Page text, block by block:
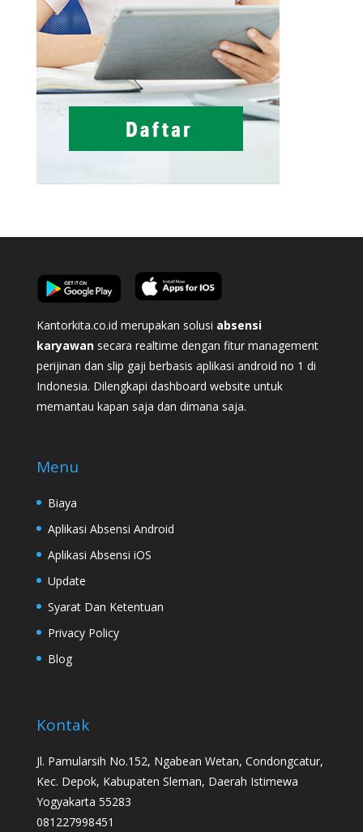
Kantorkita.co.id merupakan solusi absensi
karyawan secara realtime dengan fitur management
perijinan dan slip gaji berbasis aplikasi android no 1 di
Indonesia. Dilengkapi dashboard website untuk
memantau kapan saja dan dimana saja.
Menu
Biaya
Aplikasi Absensi Android
Aplikasi Absensi iOS
Update
Syarat Dan Ketentuan
Privacy Policy
Blog
Kontak
Jl. Pamularsih No.152, Ngabean Wetan, Condongcatur,
Kec. Depok, Kabupaten Sleman, Daerah Istimewa
Yogyakarta 55283
081227998451